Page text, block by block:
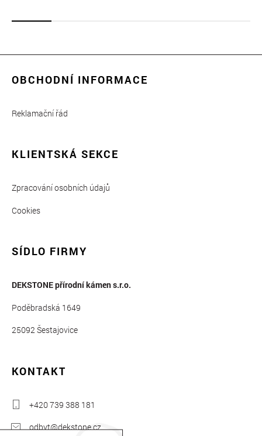
OBCHODNÍ INFORMACE
Reklamační řád
KLIENTSKÁ SEKCE
Zpracování osobních údajů
Cookies
SÍDLO FIRMY
DEKSTONE přírodní kámen s.r.o.
Poděbradská 1649
25092 Šestajovice
KONTAKT
+420 739 388 181
odbyt@dekstone.cz